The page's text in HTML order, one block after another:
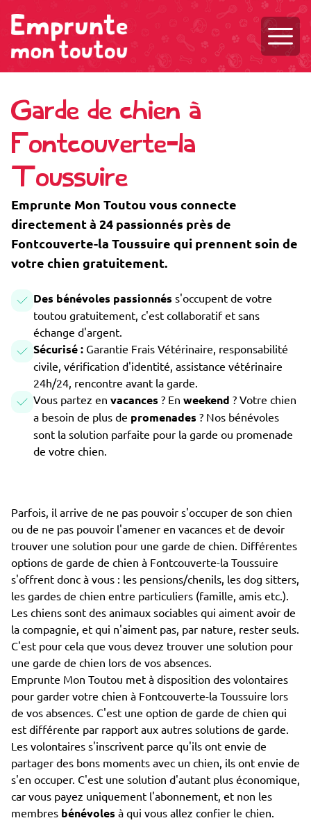
Garde de chien à
Fontcouverte-la
Toussuire
Emprunte Mon Toutou vous connecte
directement à 24 passionnés près de
Fontcouverte-la Toussuire qui prennent soin de
votre chien gratuitement.
Des bénévoles passionnés s'occupent de votre
toutou gratuitement, c'est collaboratif et sans
échange d'argent.
Sécurisé : Garantie Frais Vétérinaire, responsabilité
civile, vérification d'identité, assistance vétérinaire
24h/24, rencontre avant la garde.
Vous partez en vacances ? En weekend ? Votre chien
a besoin de plus de promenades ? Nos bénévoles
sont la solution parfaite pour la garde ou promenade
de votre chien.
Parfois, il arrive de ne pas pouvoir s'occuper de son chien
ou de ne pas pouvoir l'amener en vacances et de devoir
trouver une solution pour une garde de chien. Différentes
options de garde de chien à Fontcouverte-la Toussuire
s'offrent donc à vous : les pensions/chenils, les dog sitters,
les gardes de chien entre particuliers (famille, amis etc.).
Les chiens sont des animaux sociables qui aiment avoir de
la compagnie, et qui n'aiment pas, par nature, rester seuls.
C'est pour cela que vous devez trouver une solution pour
une garde de chien lors de vos absences.
Emprunte Mon Toutou met à disposition des volontaires
pour garder votre chien à Fontcouverte-la Toussuire lors
de vos absences. C'est une option de garde de chien qui
est différente par rapport aux autres solutions de garde.
Les volontaires s'inscrivent parce qu'ils ont envie de
partager des bons moments avec un chien, ils ont envie de
s'en occuper. C'est une solution d'autant plus économique,
car vous payez uniquement l'abonnement, et non les
membres bénévoles à qui vous allez confier le chien.